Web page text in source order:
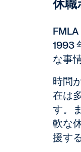
休職
1993
な事
時間
在は
す。
軟な
援す